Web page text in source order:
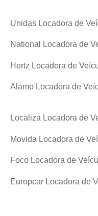
Unidas Locadora de
National Locadora de
Hertz Locadora de
Alamo Locadora de
Localiza Locadora de
Movida Locadora de
Foco Locadora de
Europcar Locadora de